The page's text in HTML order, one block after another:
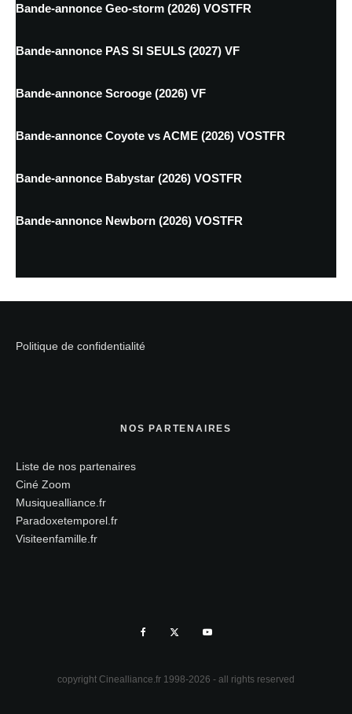
Bande-annonce Geo-storm (2026) VOSTFR
Bande-annonce PAS SI SEULS (2027) VF
Bande-annonce Scrooge (2026) VF
Bande-annonce Coyote vs ACME (2026) VOSTFR
Bande-annonce Babystar (2026) VOSTFR
Bande-annonce Newborn (2026) VOSTFR
Politique de confidentialité
NOS PARTENAIRES
Liste de nos partenaires
Ciné Zoom
Musiquealliance.fr
Paradoxetemporel.fr
Visiteenfamille.fr
copyright Cinealliance.fr 1998-2026 - all rights reserved